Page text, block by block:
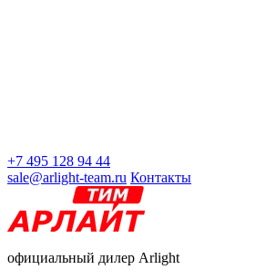
+7 495 128 94 44
sale@arlight-team.ru Контакты
официальный дилер Arlight